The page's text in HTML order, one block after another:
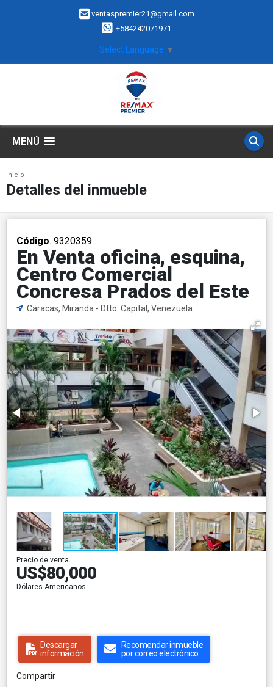
ventaspremier21@gmail.com
+584242071971
Select Language ▼
MENÚ
Inicio
Detalles del inmueble
Código. 9320359
En Venta oficina, esquina,
Centro Comercial
Concresa Prados del Este
Caracas, Miranda - Dtto. Capital, Venezuela
Precio de venta
US$80,000
Dólares Americanos
Descargar
información
Recomendar inmueble
por correo electrónico
Compartir